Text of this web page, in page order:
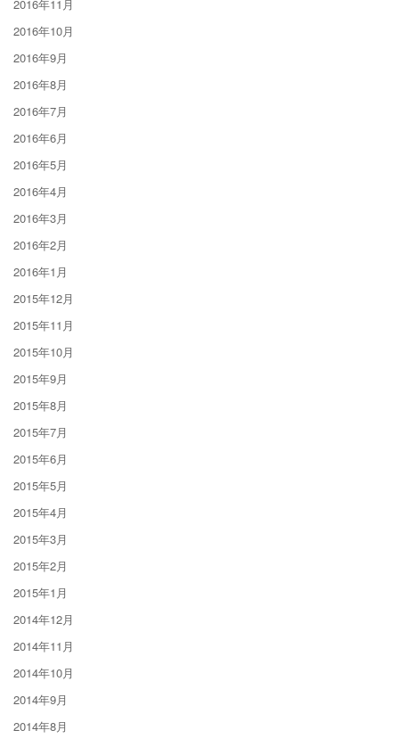
2016年11月
2016年10月
2016年9月
2016年8月
2016年7月
2016年6月
2016年5月
2016年4月
2016年3月
2016年2月
2016年1月
2015年12月
2015年11月
2015年10月
2015年9月
2015年8月
2015年7月
2015年6月
2015年5月
2015年4月
2015年3月
2015年2月
2015年1月
2014年12月
2014年11月
2014年10月
2014年9月
2014年8月